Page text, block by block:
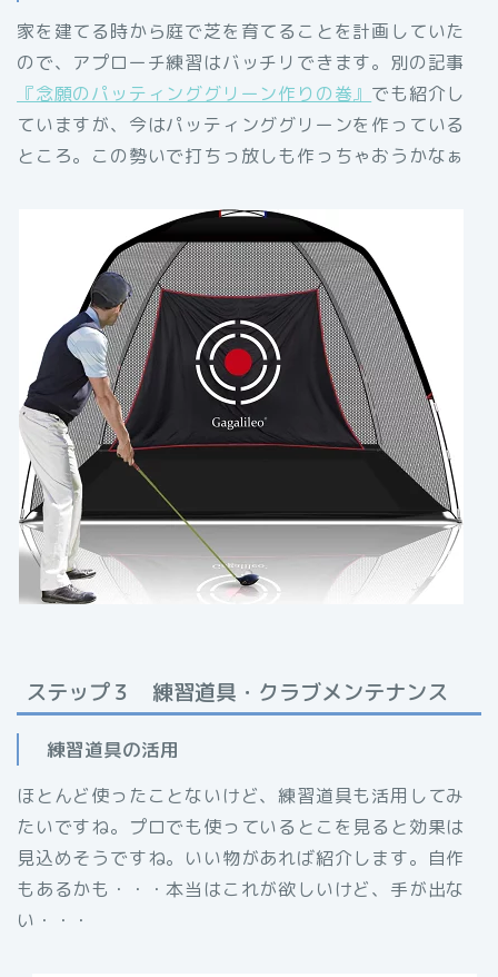
家を建てる時から庭で芝を育てることを計画していた
ので、アプローチ練習はバッチリできます。別の記事
『念願のパッティンググリーン作りの巻』 でも紹介し
ていますが、今はパッティンググリーンを作っている
ところ。この勢いで打ちっ放しも作っちゃおうかなぁ
ステップ３ 練習道具・クラブメンテナンス
練習道具の活用
ほとんど使ったことないけど、練習道具も活用してみ
たいですね。プロでも使っているとこを見ると効果は
見込めそうですね。いい物があれば紹介します。自作
もあるかも・・・本当はこれが欲しいけど、手が出な
い・・・